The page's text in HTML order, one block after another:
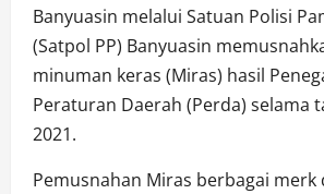
Banyuasin melalui Satuan Polisi
(Satpol PP) Banyuasin
minuman keras (Miras) hasil
Peraturan Daerah (Perda) selama
2021.
Pemusnahan Miras berbagai merk